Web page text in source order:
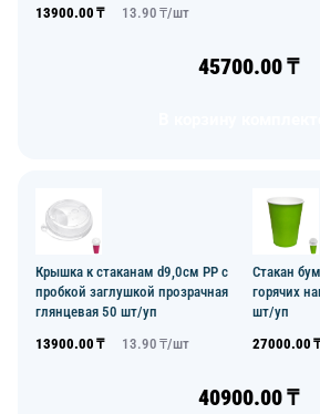
13900.00 ₸ 13.90 ₸/шт
45700.00₸
Крышка к стаканам d9,0см PP с
пробкой заглушкой прозрачная
глянцевая 50 шт/уп
13900.00 ₸ 13.90 ₸/шт
Стакан
горячих
шт/уп
27000.00 ₸
40900.00₸